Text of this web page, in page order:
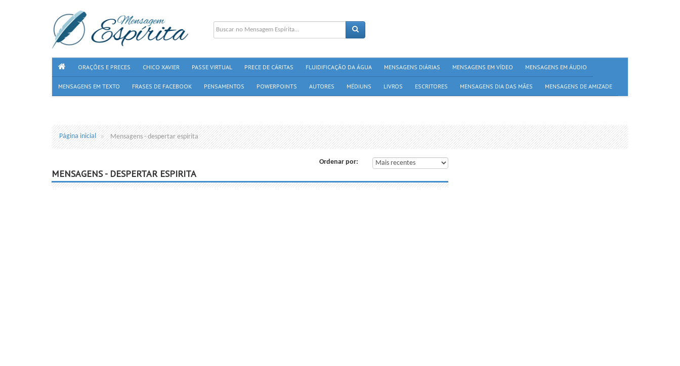
ORAÇÕES E PRECES CHICO XAVIER PASSE VIRTUAL PRECE DE CÁRITAS FLUIDIFICAÇÃO DA ÁGUA MENSAGENS DIÁRIAS MENSAGENS EM VÍDEO MENSAGENS EM ÁUDIO
MENSAGENS EM TEXTO FRASES DE FACEBOOK PENSAMENTOS POWERPOINTS AUTORES MÉDIUNS LIVROS ESCRITORES MENSAGENS DIA DAS MÃES MENSAGENS DE AMIZADE
Página inicial Mensagens - despertar espirita
Ordenar por:
MENSAGENS - DESPERTAR ESPIRITA